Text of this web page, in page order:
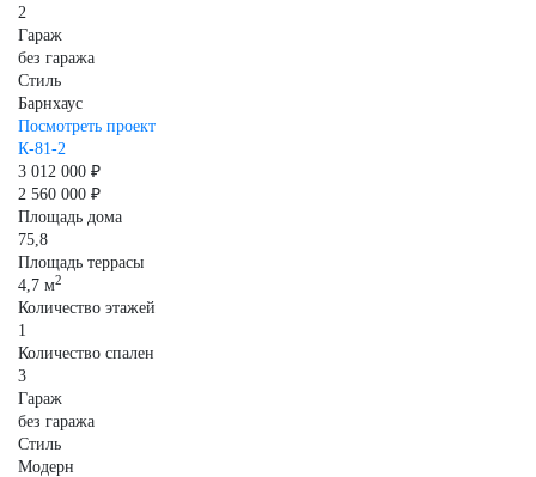
2
Гараж
без гаража
Стиль
Барнхаус
Посмотреть проект
К-81-2
3 012 000 ₽
2 560 000 ₽
Площадь дома
75,8
Площадь террасы
4,7 м2
Количество этажей
1
Количество спален
3
Гараж
без гаража
Стиль
Модерн